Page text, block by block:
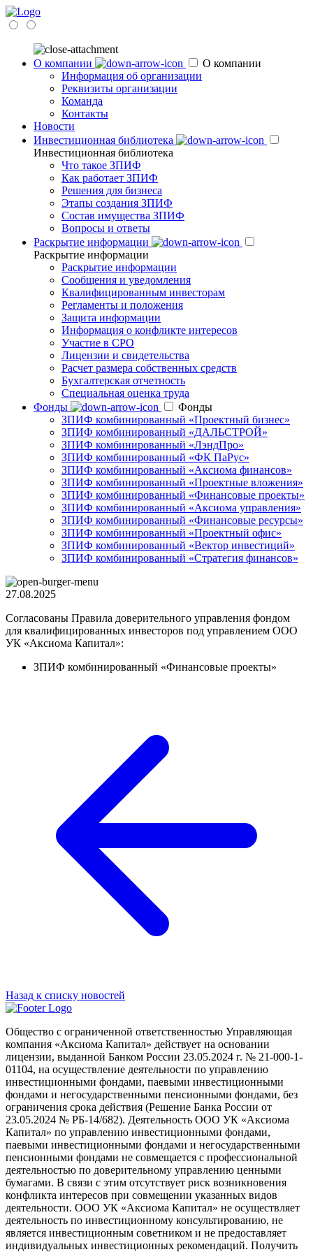
О компании
О компании
Информация об организации
Реквизиты организации
Команда
Контакты
Новости
Инвестиционная библиотека
Инвестиционная библиотека
Что такое ЗПИФ
Как работает ЗПИФ
Решения для бизнеса
Этапы создания ЗПИФ
Состав имущества ЗПИФ
Вопросы и ответы
Раскрытие информации
Раскрытие информации
Раскрытие информации
Сообщения и уведомления
Квалифицированным инвесторам
Регламенты и положения
Защита информации
Информация о конфликте интересов
Участие в СРО
Лицензии и свидетельства
Расчет размера собственных средств
Бухгалтерская отчетность
Специальная оценка труда
Фонды
Фонды
ЗПИФ комбинированный «Проектный бизнес»
ЗПИФ комбинированный «ДАЛЬСТРОЙ»
ЗПИФ комбинированный «ЛэндПро»
ЗПИФ комбинированный «ФК ПаРус»
ЗПИФ комбинированный «Аксиома финансов»
ЗПИФ комбинированный «Проектные вложения»
ЗПИФ комбинированный «Финансовые проекты»
ЗПИФ комбинированный «Аксиома управления»
ЗПИФ комбинированный «Финансовые ресурсы»
ЗПИФ комбинированный «Проектный офис»
ЗПИФ комбинированный «Вектор инвестиций»
ЗПИФ комбинированный «Стратегия финансов»
27.08.2025
Согласованы Правила доверительного управления фондом
для квалифицированных инвесторов под управлением ООО
УК «Аксиома Капитал»:
ЗПИФ комбинированный «Финансовые проекты»
Назад к списку новостей
Общество с ограниченной ответственностью Управляющая
компания «Аксиома Капитал» действует на основании
лицензии, выданной Банком России 23.05.2024 г. № 21-000-1-
01104, на осуществление деятельности по управлению
инвестиционными фондами, паевыми инвестиционными
фондами и негосударственными пенсионными фондами, без
ограничения срока действия (Решение Банка России от
23.05.2024 № РБ-14/682). Деятельность ООО УК «Аксиома
Капитал» по управлению инвестиционными фондами,
паевыми инвестиционными фондами и негосударственными
пенсионными фондами не совмещается с профессиональной
деятельностью по доверительному управлению ценными
бумагами. В связи с этим отсутствует риск возникновения
конфликта интересов при совмещении указанных видов
деятельности. ООО УК «Аксиома Капитал» не осуществляет
деятельность по инвестиционному консультированию, не
является инвестиционным советником и не предоставляет
индивидуальных инвестиционных рекомендаций. Получить